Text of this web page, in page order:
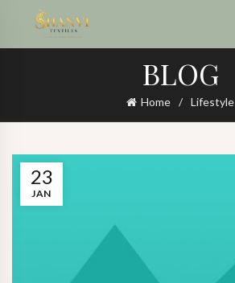
BLOG
Home Lifestyle
23
JAN